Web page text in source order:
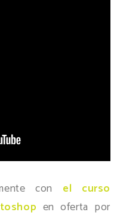
con el curso
en oferta por